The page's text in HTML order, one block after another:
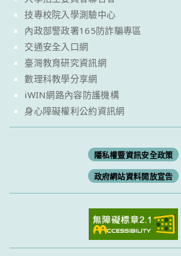
技專校院入學測驗中心
內政部警政署165防詐騙專區
交通安全入口網
臺灣教育研究資訊網
數理科教學分享網
iWIN網路內容防護機構
身心障礙權利公約資訊網
隱私權暨資訊安全政策
政府網站資料開放宣告